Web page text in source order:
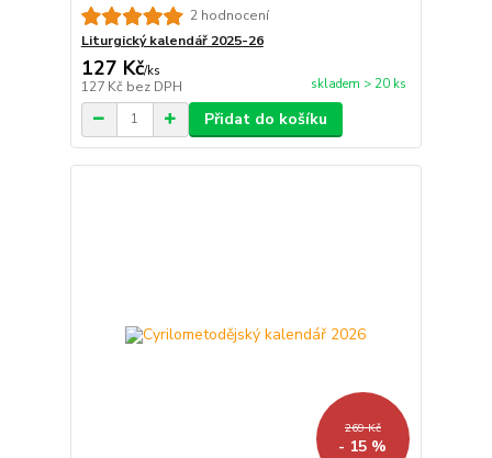
2 hodnocení
Liturgický kalendář 2025-26
127 Kč/ks
127 Kč bez DPH skladem > 20 ks
Přidat do košíku
269 Kč
- 15 %